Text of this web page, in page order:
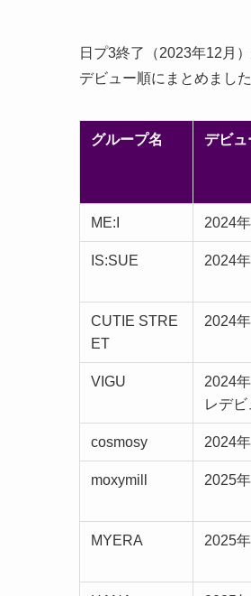
日プ3終了（2023年12月
デビュー順にまとめまし
グループ名 デビュ
ME:I 2024
IS:SUE 2024
CUTIE STRE
ET
2024
VIGU
2024
レデビ
cosmosy 2024
moxymill 2025
MYERA 2025